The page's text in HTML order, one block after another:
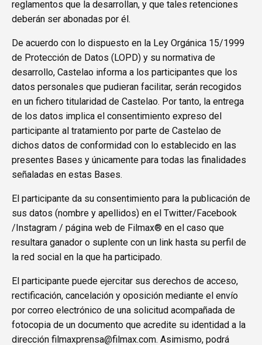
reglamentos que la desarrollan, y que tales retenciones
deberán ser abonadas por él.
De acuerdo con lo dispuesto en la Ley Orgánica 15/1999
de Protección de Datos (LOPD) y su normativa de
desarrollo, Castelao informa a los participantes que los
datos personales que pudieran facilitar, serán recogidos
en un fichero titularidad de Castelao. Por tanto, la entrega
de los datos implica el consentimiento expreso del
participante al tratamiento por parte de Castelao de
dichos datos de conformidad con lo establecido en las
presentes Bases y únicamente para todas las finalidades
señaladas en estas Bases.
El participante da su consentimiento para la publicación de
sus datos (nombre y apellidos) en el Twitter/Facebook
/Instagram / página web de Filmax® en el caso que
resultara ganador o suplente con un link hasta su perfil de
la red social en la que ha participado.
El participante puede ejercitar sus derechos de acceso,
rectificación, cancelación y oposición mediante el envío
por correo electrónico de una solicitud acompañada de
fotocopia de un documento que acredite su identidad a la
dirección filmaxprensa@filmax.com. Asimismo, podrá